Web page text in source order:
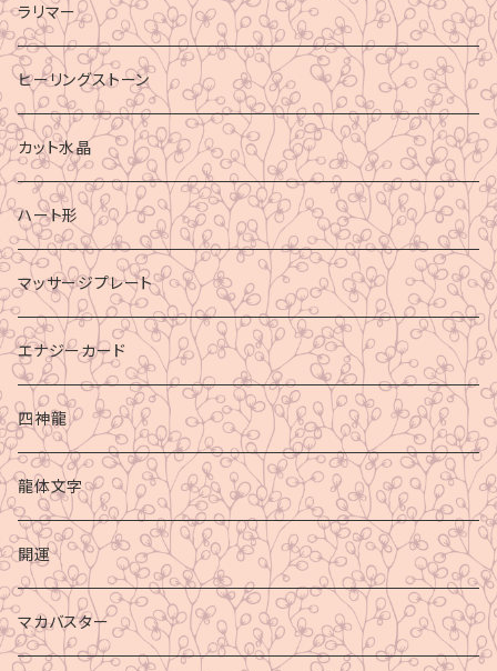
ラリマー
ヒーリングストーン
カット水晶
ハート形
マッサージプレート
エナジーカード
四神龍
龍体文字
開運
マカバスター